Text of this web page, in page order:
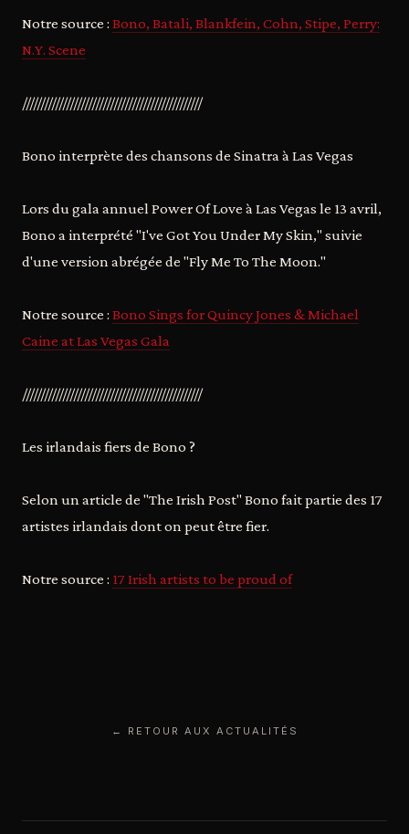
Notre source : Bono, Batali, Blankfein, Cohn, Stipe, Perry:
N.Y. Scene
/////////////////////////////////////////////////
Bono interprète des chansons de Sinatra à Las Vegas
Lors du gala annuel Power Of Love à Las Vegas le 13 avril,
Bono a interprété "I've Got You Under My Skin," suivie
d'une version abrégée de "Fly Me To The Moon."
Notre source : Bono Sings for Quincy Jones & Michael
Caine at Las Vegas Gala
/////////////////////////////////////////////////
Les irlandais fiers de Bono ?
Selon un article de "The Irish Post" Bono fait partie des 17
artistes irlandais dont on peut être fier.
Notre source : 17 Irish artists to be proud of
← RETOUR AUX ACTUALITÉS